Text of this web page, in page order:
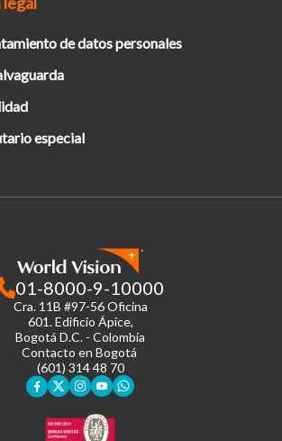
de datos personales
especial
01-8000-9-10000
Cra. 11B #97-56 Oficina
601.Edificio Ápice,
Bogotá D.C. - Colombia
Contacto en Bogotá
(601) 314 48 70